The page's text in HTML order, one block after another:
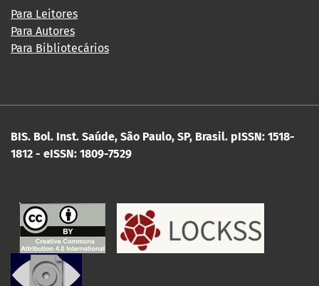
Para Leitores
Para Autores
Para Bibliotecários
BIS. Bol. Inst. Saúde, São Paulo, SP, Brasil. pISSN: 1518-
1812 - eISSN: 1809-7529